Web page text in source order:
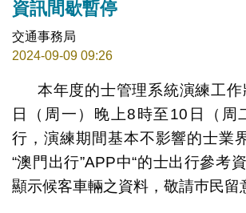
資訊間歇暫停
交通事務局
2024-09-09 09:26
本年度的士管理系統演練工
日（周一）晚上8時至10日（周
行，演練期間基本不影響的士業
“澳門出行”APP中“的士出行參考
顯示候客車輛之資料，敬請巿民留